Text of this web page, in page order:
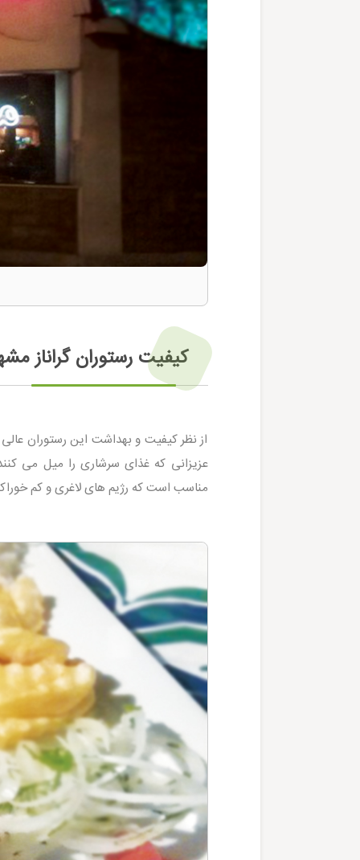
کیفیت رستوران گراناز
از نظر کیفیت و بهداشت این رستوران
عزیزانی که غذای سرشاری را میل می
مناسب است که رژیم های لاغری و کم